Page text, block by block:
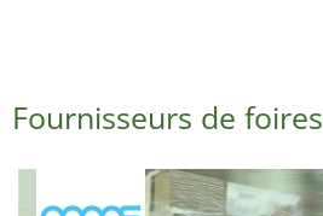
Fournisseurs de foires